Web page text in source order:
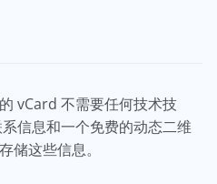
vCard 不需要任何技术技
信息和一个免费的动态二维
储这些信息。